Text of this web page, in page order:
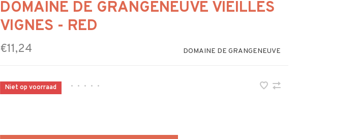
DOMAINE DE GRANGENEUVE VIEILLES
VIGNES - RED
€11,24 DOMAINE DE GRANGENEUVE
Niet op voorraad • • • • •